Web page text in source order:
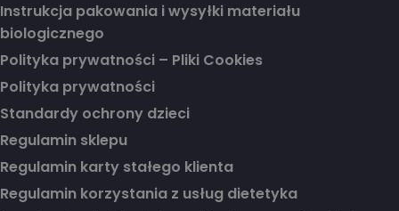
Instrukcja pakowania i wysyłki materiału
biologicznego
Polityka prywatności – Pliki Cookies
Polityka prywatności
Standardy ochrony dzieci
Regulamin sklepu
Regulamin karty stałego klienta
Regulamin korzystania z usług dietetyka